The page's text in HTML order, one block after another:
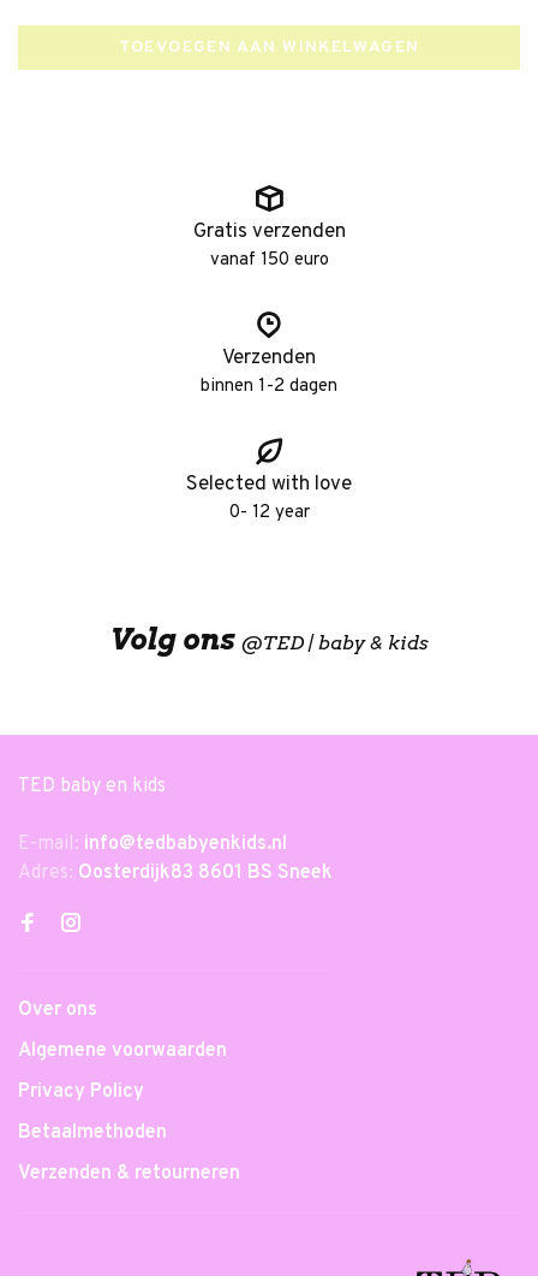
TOEVOEGEN AAN WINKELWAGEN
Gratis verzenden
vanaf 150 euro
Verzenden
binnen 1-2 dagen
Selected with love
0- 12 year
Volg ons @TED | baby & kids
TED baby en kids
E-mail: info@tedbabyenkids.nl
Adres: Oosterdijk83 8601 BS Sneek
Over ons
Algemene voorwaarden
Privacy Policy
Betaalmethoden
Verzenden & retourneren